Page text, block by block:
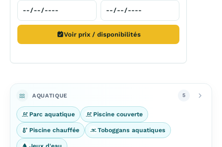
Voir prix / disponibilités
AQUATIQUE 5
Parc aquatique Piscine couverte
Piscine chauffée Toboggans aquatiques